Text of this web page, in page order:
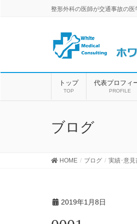
整形外科の医師が交通事故の
トップ
TOP
代表プロフィ
PROFILE
ブログ
HOME ブログ 実績･意
2019年1月8日